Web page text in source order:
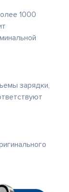
1000
зарядки,